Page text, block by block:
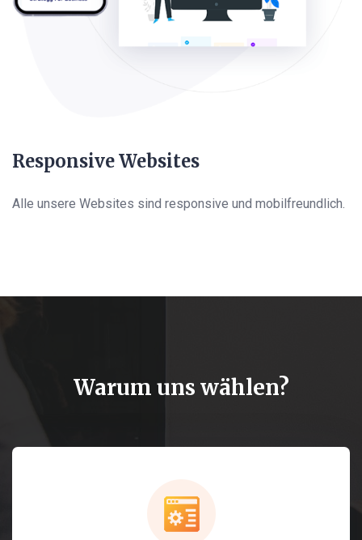
Responsive Websites
Alle unsere Websites sind responsive und mobilfreundlich.
Warum uns wählen?